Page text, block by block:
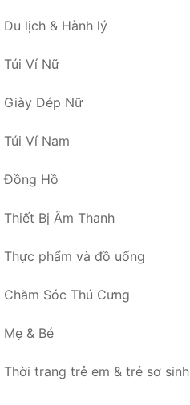
Du lịch & Hành lý
Túi Ví Nữ
Giày Dép Nữ
Túi Ví Nam
Đồng Hồ
Thiết Bị Âm Thanh
Thực phẩm và đồ uống
Chăm Sóc Thú Cưng
Mẹ & Bé
Thời trang trẻ em & trẻ sơ sinh